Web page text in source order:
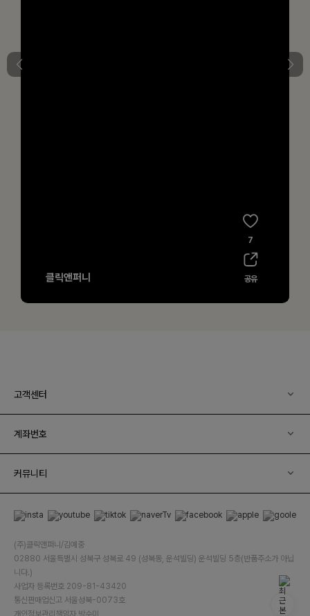
고객센터
계좌번호
커뮤니티
(주)클릭앤퍼니/김예중
02880 서울특별시 성북구 성북로 49 (성북동, 운석빌딩) 운석빌딩 5층(반품주소가 아닙
니다.)
사업자 등록번호 209-81-43420
통신판매업신고 서울성북-0073호
개인정보관리책임자 박수미